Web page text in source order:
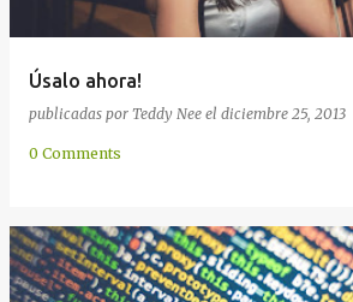
Úsalo ahora!
publicadas por Teddy Nee el diciembre 25, 2013
0 Comments